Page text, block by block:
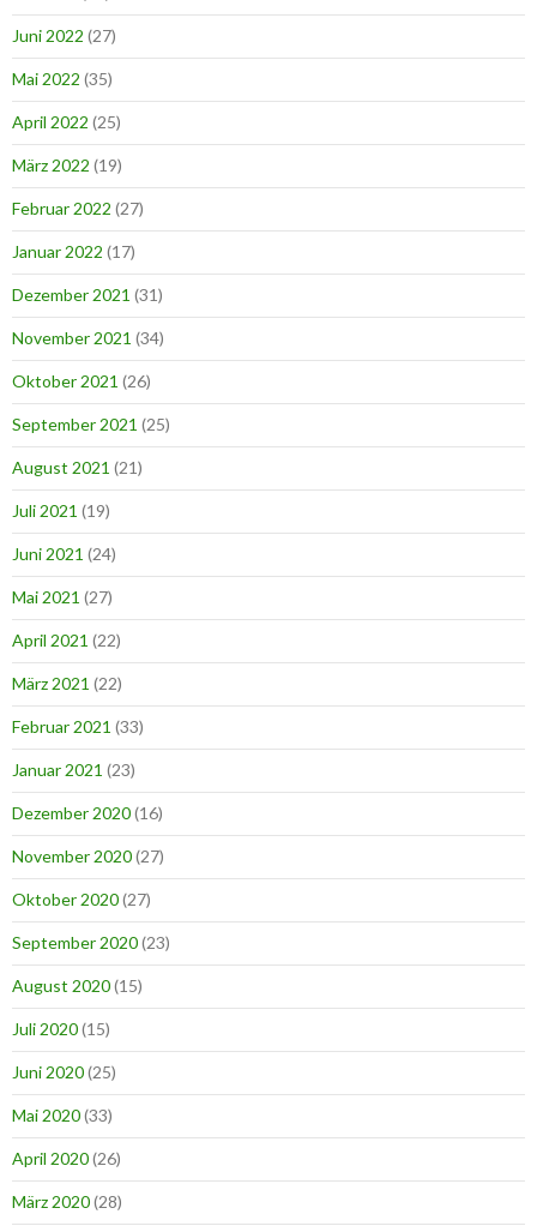
Juni 2022 (27)
Mai 2022 (35)
April 2022 (25)
März 2022 (19)
Februar 2022 (27)
Januar 2022 (17)
Dezember 2021 (31)
November 2021 (34)
Oktober 2021 (26)
September 2021 (25)
August 2021 (21)
Juli 2021 (19)
Juni 2021 (24)
Mai 2021 (27)
April 2021 (22)
März 2021 (22)
Februar 2021 (33)
Januar 2021 (23)
Dezember 2020(16)
November 2020(27)
Oktober 2020(27)
September 2020(23)
August 2020(15)
Juli 2020(15)
Juni 2020(25)
Mai 2020(33)
April 2020(26)
März 2020(28)